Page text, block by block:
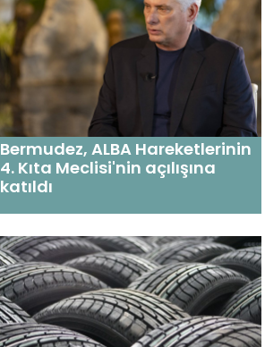
Bermudez, ALBA Hareketlerinin
4. Kıta Meclisi'nin açılışına
katıldı